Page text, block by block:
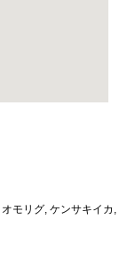
オモリグ, ケンサキイカ ,